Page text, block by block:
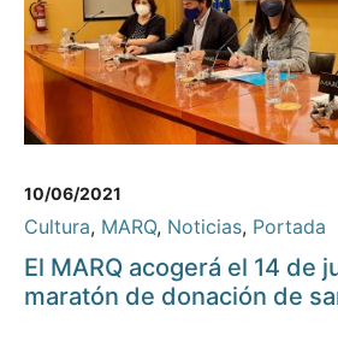
10/06/2021
Cultura, MARQ, Noticias, Portada
El MARQ acogerá el 14 de
maratón de donación de